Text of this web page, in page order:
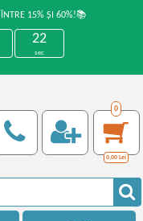
ÎNTRE 15% ȘI 60%!📚
22
sec
0
0,00 Lei